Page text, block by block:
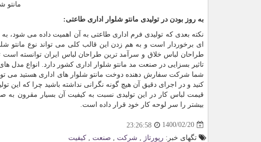
مانتو
به روز بودن در تولیدی مانتو شلوار اداری طاعتی:
نکته بعدی که تولیدی فرم اداری طاعتی به آن اهمیت داده می شود،
ای برخوردار است و به هم زدن این قالب کلی می تواند نوع مانتو
طراحان لباس خلاق و سرآمد ترین طراحان لباس ایران توانسته است
تاثیر بسزایی در صنعت مد مانتو شلوار اداری کشور دارد. انواع مدل های
شما شرکت سفارش دهنده دوخت مانتو شلوار های اداری هستید می
کنید و در اجرای دقیق آن هیچ گونه نگرانی نداشته باشید چرا که این
قیمت لباس کار در این تولیدی نسبت به کیفیت آن بسیار مقرون به
بیشتر را سر لوحه کار خود قرار داده است.
1400/02/20
23:26:58
تگهای خبر: رپورتاژ شركت صنعت
كیفیت